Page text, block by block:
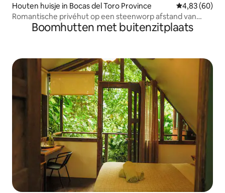
Houten huisje in Bocas del Toro Province Gemiddelde
4,83 (60)
Romantische privéhut op een steenworp afstand van
Bocas 'beste surf
Boomhutten met buitenzitplaats